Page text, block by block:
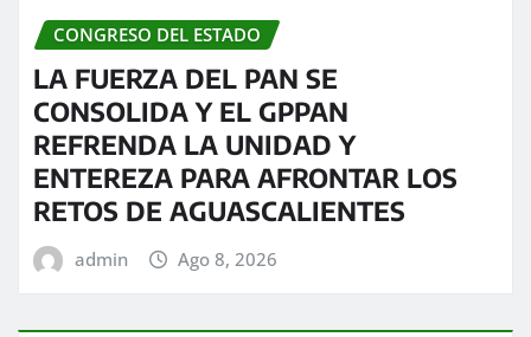
CONGRESO DEL ESTADO
LA FUERZA DEL PAN SE
CONSOLIDA Y EL GPPAN
REFRENDA LA UNIDAD Y
ENTEREZA PARA AFRONTAR LOS
RETOS DE AGUASCALIENTES
admin Ago 8, 2026